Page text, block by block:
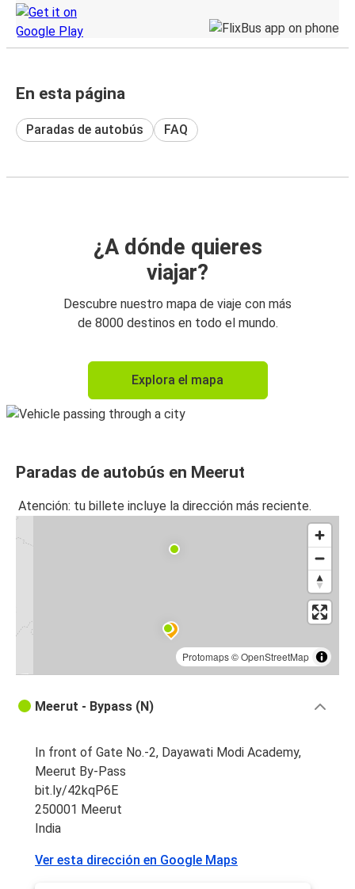
En esta página
Paradas de autobús FAQ
¿A dónde quieres
viajar?
Descubre nuestro mapa de viaje con más
de 8000 destinos en todo el mundo.
Explora el mapa
Paradas de autobús en Meerut
Atención: tu billete incluye la dirección más reciente.
Protomaps©OpenStreetMap
Meerut - Bypass (N)
In front of Gate No.-2, Dayawati Modi Academy,
Meerut By-Pass
bit.ly/42kqP6E
250001 Meerut
India
Ver esta dirección en Google Maps